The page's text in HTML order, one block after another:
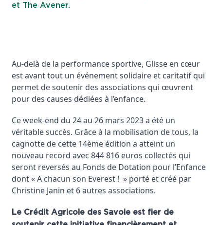
et The Avener.
Au-delà de la performance sportive, Glisse en cœur
est avant tout un événement solidaire et caritatif qui
permet de soutenir des associations qui œuvrent
pour des causes dédiées à l’enfance.
Ce week-end du 24 au 26 mars 2023 a été un
véritable succès. Grâce à la mobilisation de tous, la
cagnotte de cette 14ème édition a atteint un
nouveau record avec 844 816 euros collectés qui
seront reversés au Fonds de Dotation pour l’Enfance
dont « A chacun son Everest ! » porté et créé par
Christine Janin et 6 autres associations.
Le Crédit Agricole des Savoie est fier de